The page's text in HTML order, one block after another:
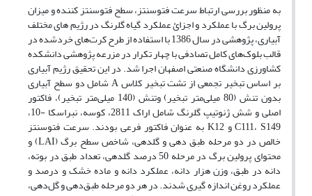
به منظور بررسی ارتباط سرعت فتوسنتز، سطح فتوسنتز کننده و میزان
پرولین برگ با عملکرد و اجزائ عملکرد گیاه گلرنگ در رژیم های مختلف
آبیاری، پژوهشی در سال 1386 با استفاده از طرح کرت‌های خردشده در
قالب بلوک‌های کامل تصادفی با چهار تکرار در مزرعه پژوهشی دانشکده
کشاورزی دانشگاه صنعتی اصفهان اجرا شد. در این تحقیق رژیم آبیاری
بر اساس تبخیر تجمعی از تشت تبخیر کلاس A شامل دو سطح آبیاری
بدون تنش (80 میلی‌متر تبخیر) وتنش (140 میلی‌متر تبخیر)، فاکتور
اصلی و شش ژنوتیپ گلرنگ شامل اراک 2811، کوسه، نبراسکا -10،
C111، S149 و K12 به عنوان فاکتور فرعی بودند. سرعت فتوسنتز
خالص در دو مرحله طبق دهی و گلدهی، شاخص سطح برگ (LAI) و
محتوای پرولین برگ در مرحله 50 درصد گلدهی، تعداد طبق در بوته،
دانه در طبق، وزن هزار دانه، عملکرد دانه و ماده خشک و درصد و
عملکرد روغن اندازه گیری شدند. در هر دو مرحله طبق‌دهی و گل‌دهی،